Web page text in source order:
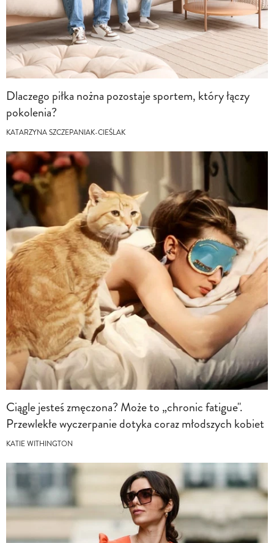
Dlaczego piłka nożna pozostaje sportem, który łączy
pokolenia?
KATARZYNA SZCZEPANIAK-CIEŚLAK
Ciągle jesteś zmęczona? Może to „chronic fatigue".
Przewlekłe wyczerpanie dotyka coraz młodszych kobiet
KATIE WITHINGTON